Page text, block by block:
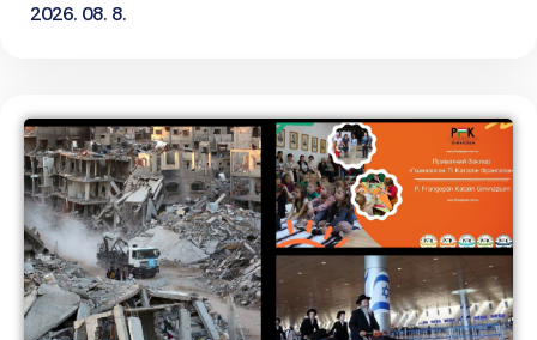
2026. 08. 8.